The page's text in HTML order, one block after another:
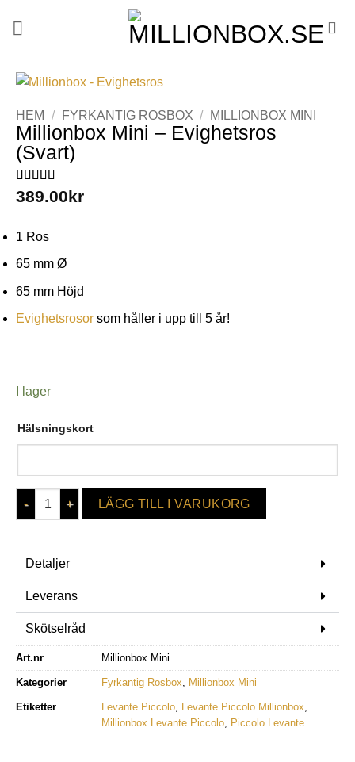
HEM / FYRKANTIG ROSBOX / MILLIONBOX MINI
Millionbox Mini – Evighetsros
(Svart)
Betygsatt5
av 5 baserat
34
kundrecensioner
389.00kr
1 Ros
65 mm Ø
65 mm Höjd
Evighetsrosor som håller i upp till 5 år!
I lager
Hälsningskort
LÄGG TILL I VARUKORG
Detaljer
Leverans
Skötselråd
Art.nr Millionbox Mini
Kategorier Fyrkantig Rosbox, Millionbox Mini
Etiketter Levante Piccolo, Levante Piccolo Millionbox,
Millionbox Levante Piccolo, Piccolo Levante